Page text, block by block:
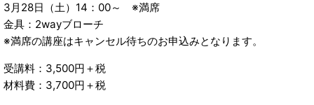
3月28日（土）14：00～ ※満席
金具：2wayブローチ
※満席の講座はキャンセル待ちのお申込みとなります。
受講料：3,500円＋税
材料費：3,700円＋税